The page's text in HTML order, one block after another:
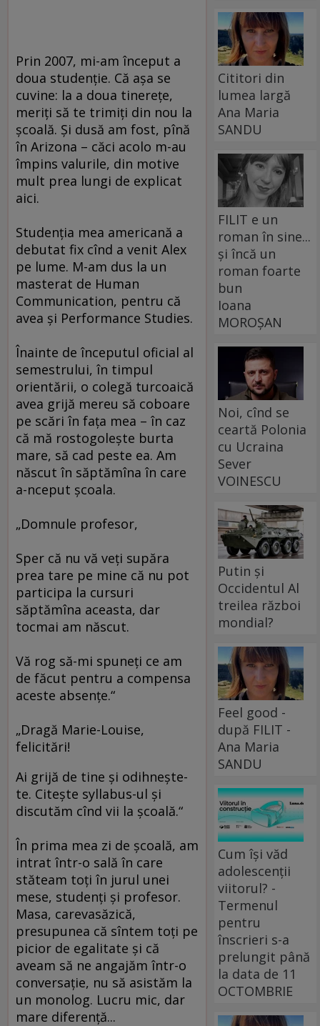
Prin 2007, mi-am început a
doua studenţie. Că aşa se
cuvine: la a doua tinereţe,
meriţi să te trimiţi din nou la
şcoală. Şi dusă am fost, pînă
în Arizona – căci acolo m-au
împins valurile, din motive
mult prea lungi de explicat
aici.
Studenţia mea americană a
debutat fix cînd a venit Alex
pe lume. M-am dus la un
masterat de Human
Communication, pentru că
avea şi Performance Studies.
Înainte de începutul oficial al
semestrului, în timpul
orientării, o colegă turcoaică
avea grijă mereu să coboare
pe scări în faţa mea – în caz
că mă rostogoleşte burta
mare, să cad peste ea. Am
născut în săptămîna în care
a-nceput şcoala.
„Domnule profesor,
Sper că nu vă veţi supăra
prea tare pe mine că nu pot
participa la cursuri
săptămîna aceasta, dar
tocmai am născut.
Vă rog să-mi spuneţi ce am
de făcut pentru a compensa
aceste absenţe.“
„Dragă Marie-Louise,
felicitări!
Ai grijă de tine şi odihneşte-
te. Citeşte syllabus-ul şi
discutăm cînd vii la şcoală.“
În prima mea zi de şcoală, am
intrat într-o sală în care
stăteam toţi în jurul unei
mese, studenţi şi profesor.
Masa, carevasăzică,
presupunea că sîntem toţi pe
picior de egalitate şi că
aveam să ne angajăm într-o
conversaţie, nu să asistăm la
un monolog. Lucru mic, dar
mare diferenţă...
Cititori din
lumea largă
Ana Maria
SANDU
FILIT e un
roman în sine...
și încă un
roman foarte
bun
Ioana
MOROȘAN
Noi, cînd se
ceartă Polonia
cu Ucraina
Sever
VOINESCU
Putin și
Occidentul Al
treilea război
mondial?
Feel good -
după FILIT -
Ana Maria
SANDU
Cum își văd
adolescenții
viitorul? -
Termenul
pentru
înscrieri s-a
prelungit până
la data de 11
OCTOMBRIE